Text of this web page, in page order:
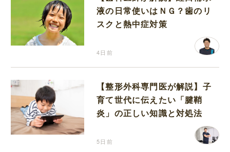
液の日常使いはＮＧ？歯のリ
スクと熱中症対策
4日前
【整形外科専門医が解説】子
育て世代に伝えたい「腱鞘
炎」の正しい知識と対処法
5日前